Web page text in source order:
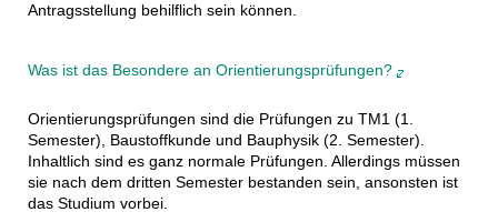
Antragsstellung behilflich sein können.
Was ist das Besondere an Orientierungsprüfungen?
Orientierungsprüfungen sind die Prüfungen zu TM1 (1.
Semester), Baustoffkunde und Bauphysik (2. Semester).
Inhaltlich sind es ganz normale Prüfungen. Allerdings müssen
sie nach dem dritten Semester bestanden sein, ansonsten ist
das Studium vorbei.